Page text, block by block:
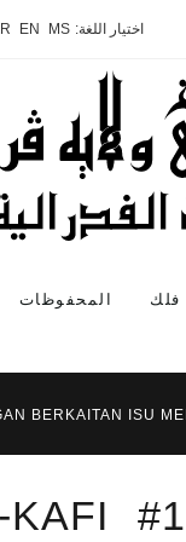
اختيار اللغة: MS
EN
فلك المحفوظات
BERKAITAN ISU
KAFI